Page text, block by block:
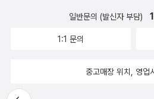
뒤로가
일반문의 (발신자 부담)
1:1 문의
중고매장 위치, 영업